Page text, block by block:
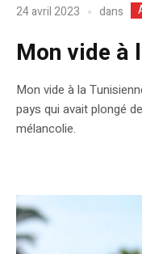
24 avril 2023 dans
Mon vide à
Mon vide à la
pays qui avait plongé
mélancolie.